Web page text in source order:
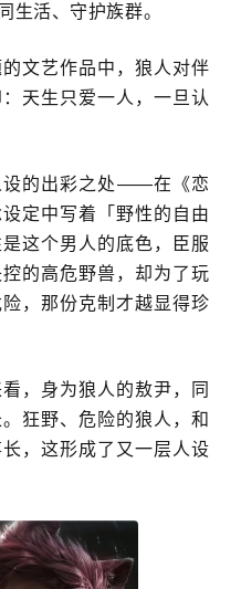
生活、守护族群。
文艺作品中，狼人对伴
天生只爱一人，一旦认
设的出彩之处——在《恋
定中写着「野性的自由
这个男人的底色，臣服
的高危野兽，却为了玩
，那份克制才越显得珍
，身为狼人的敖尹，同
狂野、危险的狼人，和
，这形成了又一层人设